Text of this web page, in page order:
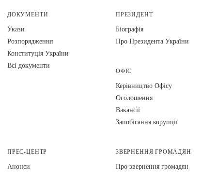
ДОКУМЕНТИ
Укази
Розпорядження
Конституція України
Всі документи
ПРЕЗИДЕНТ
Біографія
Про Президента України
ОФІС
Керівництво Офісу
Оголошення
Вакансії
Запобігання корупції
ПРЕС-ЦЕНТР
Анонси
ЗВЕРНЕННЯ ГРОМАДЯН
Про звернення громадян